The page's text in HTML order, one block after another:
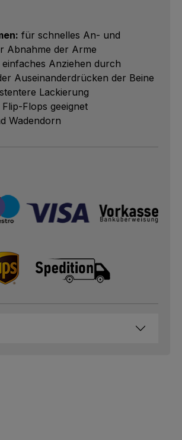
für schnelles An- und
Abnahme der Arme
einfaches Anziehen durch
Auseinanderdrücken der Beine
Lackierung
Flops geeignet
Wadendorn